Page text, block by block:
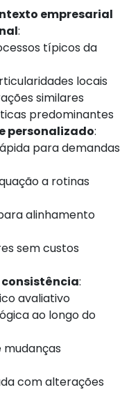
empresarial
:
típicos da
locais
similares
predominantes
personalizado:
para demandas
a rotinas
alinhamento
sem custos
:
avaliativo
ao longo do
com alterações